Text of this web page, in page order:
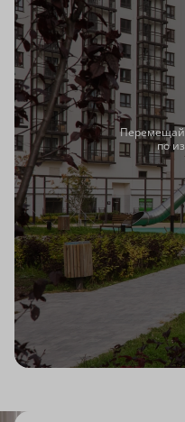
по